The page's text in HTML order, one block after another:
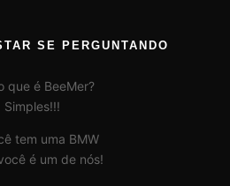
SE PERGUNTANDO
que é BeeMer?
Simples!!!
tem uma BMW
é um de nós!